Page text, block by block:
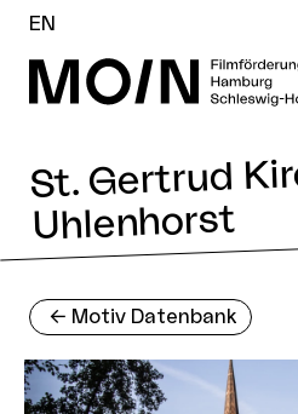
EN
St. Gertrud
Uhlenhorst
<- Motiv Datenbank